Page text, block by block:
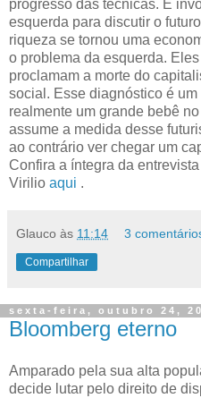
progresso das técnicas. E
esquerda para discutir o
riqueza se tornou uma
o problema da esquerda.
proclamam a morte do
social. Esse diagnóstico é
realmente um grande bebê
assume a medida desse
ao contrário ver chegar um
Confira a íntegra da
Virilio aqui .
Glauco às 11:14 3
Compartilhar
sexta-feira, outubro 24,
Bloomberg eterno
Amparado pela sua alta
decide lutar pelo direito de